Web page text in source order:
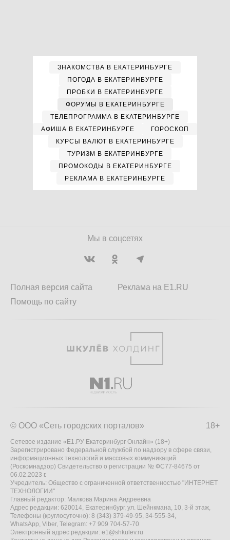
ЗНАКОМСТВА В ЕКАТЕРИНБУРГЕ
ПОГОДА В ЕКАТЕРИНБУРГЕ
ПРОБКИ В ЕКАТЕРИНБУРГЕ
ФОРУМЫ В ЕКАТЕРИНБУРГЕ
ТЕЛЕПРОГРАММА В ЕКАТЕРИНБУРГЕ
АФИША В ЕКАТЕРИНБУРГЕ
ГОРОСКОП
КУРСЫ ВАЛЮТ В ЕКАТЕРИНБУРГЕ
ТУРИЗМ В ЕКАТЕРИНБУРГЕ
ПРОМОКОДЫ В ЕКАТЕРИНБУРГЕ
РЕКЛАМА В ЕКАТЕРИНБУРГЕ
Мы в соцсетях
Полная версия сайта
Помощь по сайту
Реклама на E1.RU
18+
© ООО «Сеть городских порталов»
Сетевое издание «Е1.РУ Екатеринбург Онлайн» (18+)
Зарегистрировано Федеральной службой по надзору в сфере связи,
информационных технологий и массовых коммуникаций
(Роскомнадзор) Свидетельство о регистрации № ФС77-84675 от
06.02.2023 г.
Учредитель: Общество с ограниченной ответственностью "ИНТЕРНЕТ
ТЕХНОЛОГИИ"
Главный редактор: Малкова Марина Андреевна
Адрес редакции: 620014, Екатеринбург, ул. Шейнкмана, 10, 3-й этаж,
Телефоны (круглосуточно): 8 (343) 379-49-95, 34-555-34,
WhatsApp, Viber, Telegram: +7 909 704-57-70
Электронный адрес редакции: e1@shkulev.ru